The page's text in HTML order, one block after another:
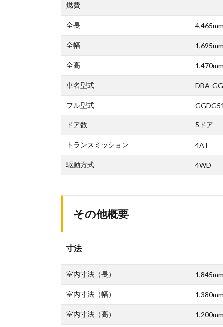
燃費
全長 4,465mm
全幅 1,695mm
全高 1,470mm
車名型式 DBA-
フル型式
ドア数 5ドア
トランスミッション 4AT
駆動方式 4WD
その他概要
寸法
室内寸法（長） 1,845mm
室内寸法（幅） 1,380mm
室内寸法（高） 1,200mm